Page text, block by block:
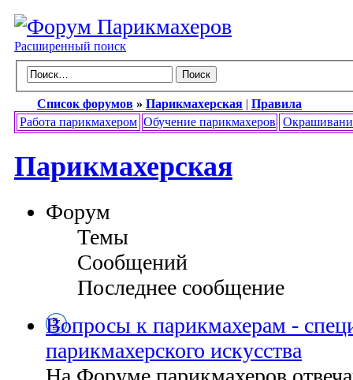
Расширенный поиск
Список форумов » Парикмахерская | Правила
Работа парикмахером Обучение парикмахеров
Парикмахерская
Форум
Темы
Сообщений
Последнее сообщение
Вопросы к парикмахерам -
парикмахерского искусства